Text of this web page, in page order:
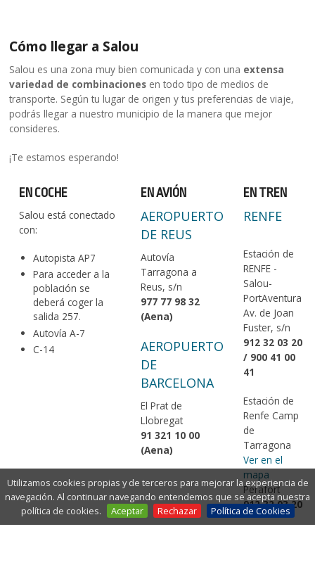
Utilizamos cookies propias y de terceros para mejorar la experiencia de
navegación. Al continuar navegando entendemos que se acepta nuestra
política de cookies.
Aceptar Rechazar Política de Cookies
Cómo llegar a Salou
Salou es una zona muy bien comunicada y con una extensa
variedad de combinaciones en todo tipo de medios de
transporte. Según tu lugar de origen y tus preferencias de viaje,
podrás llegar a nuestro municipio de la manera que mejor
consideres.
¡Te estamos esperando!
EN COCHE
Salou está conectado
con:
Autopista AP7
Para acceder a la
población se
deberá coger la
salida 257.
Autovía A-7
C-14
EN AVIÓN
AEROPUERTO
DE REUS
Autovía
Tarragona a
Reus, s/n
977 77 98 32
(Aena)
AEROPUERTO
DE
BARCELONA
El Prat de
Llobregat
91 321 10 00
(Aena)
EN TREN
RENFE
Estación de
RENFE -
Salou-
PortAventura
Av. de Joan
Fuster, s/n
912 32 03 20
/ 900 41 00
41
Estación de
Renfe Camp
de
Tarragona
Ver en el
mapa
Perafort
912 32 03 20